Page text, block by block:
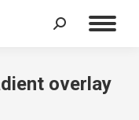
Search:
overlay